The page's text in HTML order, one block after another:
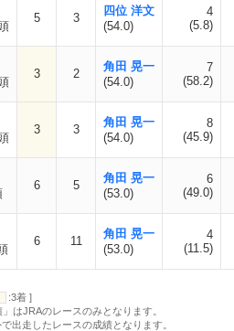
5 3
四位 洋文
(54.0)
4
(5.8)
3 2
角田 晃一
(54.0)
7
(58.2)
3 3
角田 晃一
(54.0)
8
(45.9)
6 5
角田 晃一
(53.0)
6
(49.0)
6 11
角田 晃一
(53.0)
4
(11.5)
:3着 ]
はJRAのレースのみとなります。
出走したレースの成績となります。